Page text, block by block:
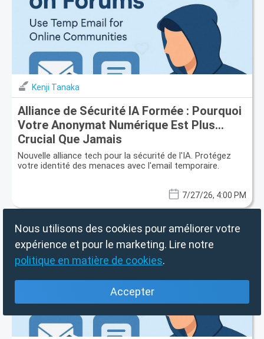
Kenji Tanaka
Alliance de Sécurité IA Formée : Pourquoi
Votre Anonymat Numérique Est Plus
Crucial Que Jamais
Nouvelle alliance tech pour la sécurité de l'IA. Protégez
votre identité des menaces avec l'email temporaire.
7/27/26, 4:00 PM
Nous utilisons des cookies pour améliorer votre
expérience et pour le marketing. Lire notre
politique en matière de cookies.
Accepter